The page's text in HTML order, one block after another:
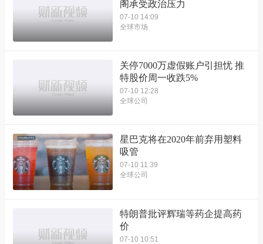
阁承受政治压力
07-10 14:09
全球市场
关停7000万虚假账户引担忧 推
特股价周一收跌5%
07-10 12:28
全球公司
星巴克将在2020年前弃用塑料
吸管
07-10 11:39
全球公司
特朗普批评辉瑞等药企提高药
价
07-10 10:51